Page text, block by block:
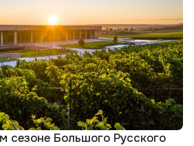
сезоне Большого Русского